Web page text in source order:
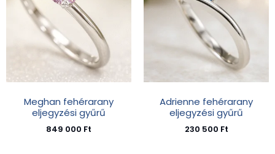
Meghan fehérarany
eljegyzési gyűrű
849 000 Ft
Adrienne fehérarany
eljegyzési gyűrű
230 500 Ft